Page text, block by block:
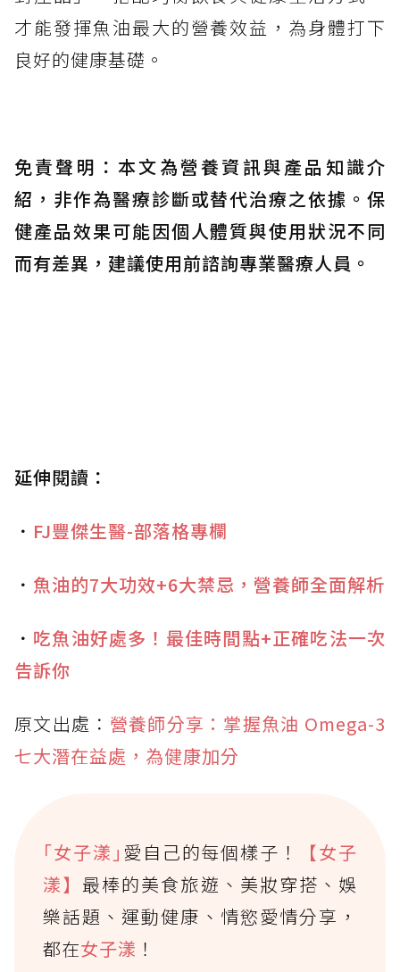
才能發揮魚油最大的營養效益，為身體打下
良好的健康基礎。
免責聲明：本文為營養資訊與產品知識介
紹，非作為醫療診斷或替代治療之依據。保
健產品效果可能因個人體質與使用狀況不同
而有差異，建議使用前諮詢專業醫療人員。
延伸閱讀：
． FJ豐傑生醫-部落格專欄
． 魚油的7大功效+6大禁忌，營養師全面解析
． 吃魚油好處多！最佳時間點+正確吃法一次
告訴你
原文出處： 營養師分享：掌握魚油 Omega-3
七大潛在益處，為健康加分
｢女子漾｣ 愛自己的每個樣子！
【女子
漾】 最棒的美食旅遊、美妝穿搭、娛
樂話題、運動健康、情慾愛情分享，
都在女子漾 ！